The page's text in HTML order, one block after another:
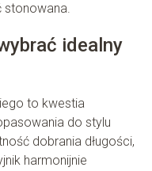
stonowana.
idealny
to kwestia
do stylu
dobrania długości,
harmonijnie